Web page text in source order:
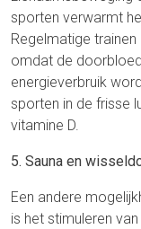
sporten verwarmt
Regelmatige
omdat de
energieverbruik
sporten in de frisse
vitamine D.
5. Sauna en
Een andere
is het stimuleren